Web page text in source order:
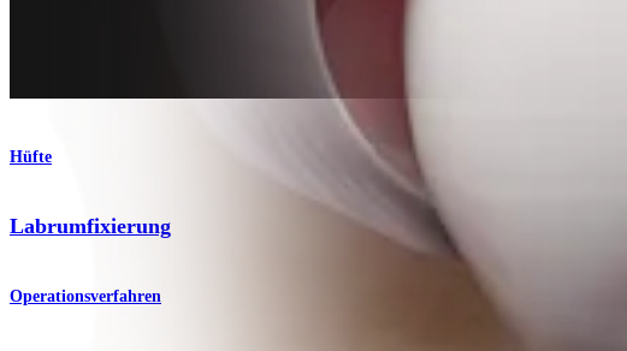
Hüfte
Labrumfixierung
Operationsverfahren